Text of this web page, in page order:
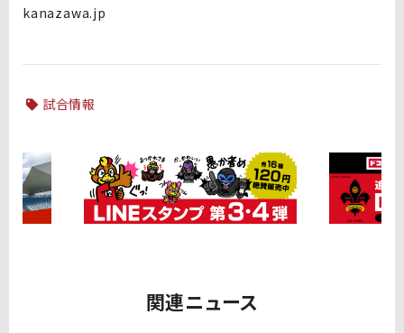
kanazawa.jp
試合情報
関連ニュース